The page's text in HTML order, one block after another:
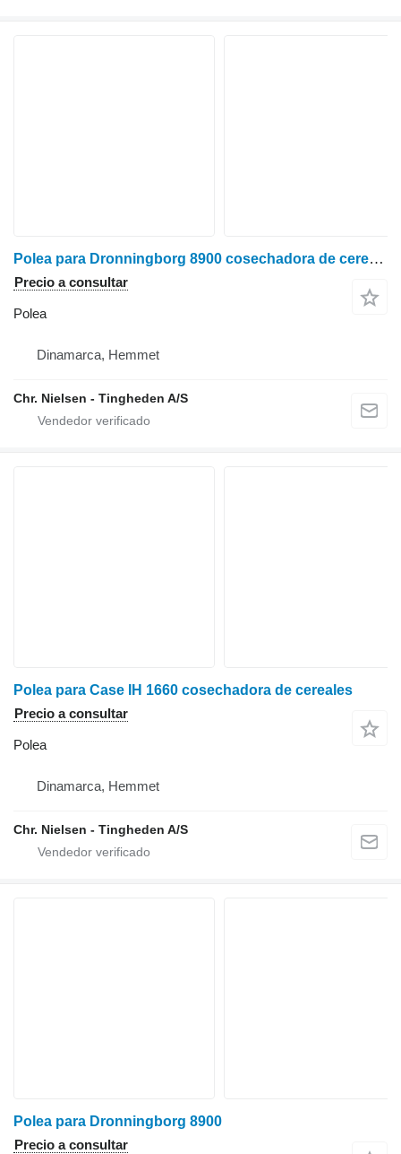
Polea para Dronningborg 8900 cosechadora de cereales
Precio a consultar
Polea
Dinamarca, Hemmet
Chr. Nielsen - Tingheden A/S
Polea para Case IH 1660 cosechadora de cereales
Precio a consultar
Polea
Dinamarca, Hemmet
Chr. Nielsen - Tingheden A/S
Polea para Dronningborg 8900
Precio a consultar